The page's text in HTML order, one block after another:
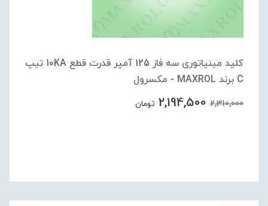
کلید مینیاتوری سه فاز 125 آمپر قدرت قطع 10KA تیپ
C برند MAXROL - مکسرول
2,310,000
2,194,500 تومان